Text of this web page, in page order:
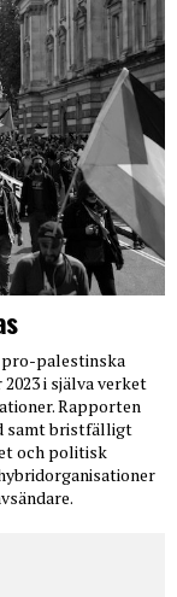
palestinska
i själva verket
Rapporten
samt bristfälligt
och politisk